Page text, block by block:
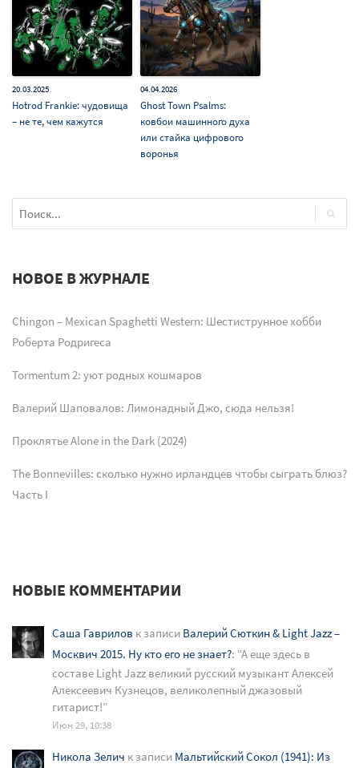
20.03.2025
Hotrod Frankie: чудовища
– не те, чем кажутся
04.04.2026
Ghost Town Psalms:
ковбои машинного духа
или стайка цифрового
воронья
НОВОЕ В ЖУРНАЛЕ
Chingon – Mexican Spaghetti Western: Шестиструнное хобби
Роберта Родригеса
Tormentum 2: уют родных кошмаров
Валерий Шаповалов: Лимонадный Джо, сюда нельзя!
Проклятье Alone in the Dark (2024)
The Bonnevilles: сколько нужно ирландцев чтобы сыграть блюз?
Часть I
НОВЫЕ КОММЕНТАРИИ
Саша Гаврилов к записи Валерий Сюткин & Light Jazz –
Москвич 2015. Ну кто его не знает?: “А еще здесь в
составе Light Jazz великий русский музыкант Алексей
Алексеевич Кузнецов, великолепный джазовый
гитарист!”
Июн 29, 10:38
Никола Зелич к записи Мальтийский Сокол (1941): Из